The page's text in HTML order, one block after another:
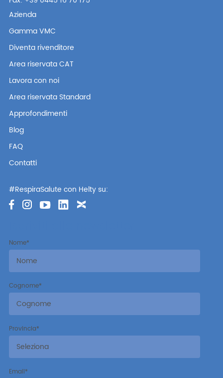
Azienda
Gamma VMC
Diventa rivenditore
Area riservata CAT
Lavora con noi
Area riservata Standard
Approfondimenti
Blog
FAQ
Contatti
#RespiraSalute con Helty su:
Nome*
Cognome*
Provincia*
Email*